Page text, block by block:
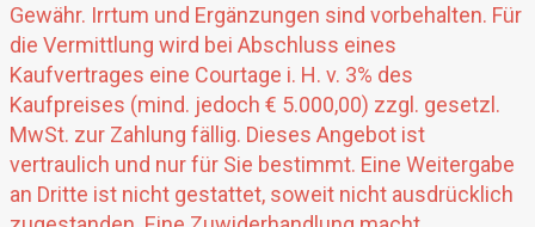
Gewähr. Irrtum und Ergänzungen sind vorbehalten. Für
die Vermittlung wird bei Abschluss eines
Kaufvertrages eine Courtage i. H. v. 3% des
Kaufpreises (mind. jedoch € 5.000,00) zzgl. gesetzl.
MwSt. zur Zahlung fällig. Dieses Angebot ist
vertraulich und nur für Sie bestimmt. Eine Weitergabe
an Dritte ist nicht gestattet, soweit nicht ausdrücklich